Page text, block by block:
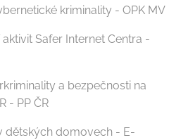
kriminality - OPK MV
aktivit Safer Internet Centra -
a bezpečnosti na
- PP ČR
dětských domovech - E-